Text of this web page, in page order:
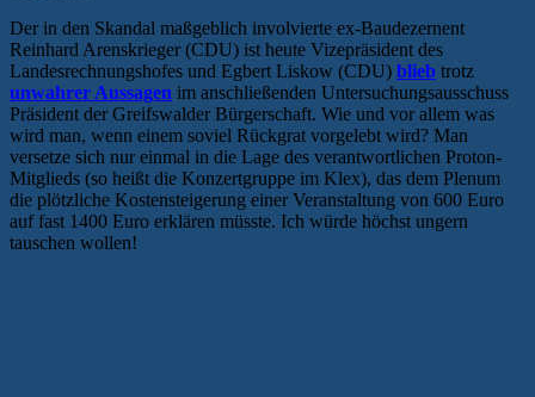
Der in den Skandal maßgeblich involvierte ex-Baudezernent
Reinhard Arenskrieger (CDU) ist heute Vizepräsident des
Landesrechnungshofes und Egbert Liskow (CDU) blieb trotz
unwahrer Aussagen im anschließenden Untersuchungsausschuss
Präsident der Greifswalder Bürgerschaft. Wie und vor allem was
wird man, wenn einem soviel Rückgrat vorgelebt wird? Man
versetze sich nur einmal in die Lage des verantwortlichen Proton-
Mitglieds (so heißt die Konzertgruppe im Klex), das dem Plenum
die plötzliche Kostensteigerung einer Veranstaltung von 600 Euro
auf fast 1400 Euro erklären müsste. Ich würde höchst ungern
tauschen wollen!